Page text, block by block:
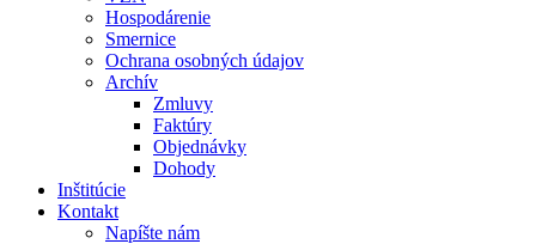
Hospodárenie
Smernice
Ochrana osobných údajov
Archív
Zmluvy
Faktúry
Objednávky
Dohody
Inštitúcie
Kontakt
Napíšte nám